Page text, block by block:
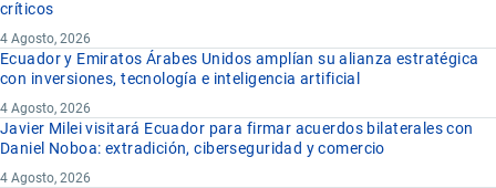
críticos
4 Agosto, 2026
Ecuador y Emiratos Árabes Unidos amplían su alianza estratégica
con inversiones, tecnología e inteligencia artificial
4 Agosto, 2026
Javier Milei visitará Ecuador para firmar acuerdos bilaterales con
Daniel Noboa: extradición, ciberseguridad y comercio
4 Agosto, 2026